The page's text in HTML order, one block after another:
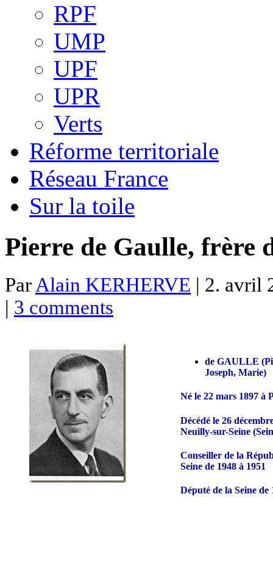
RPF
UMP
UPF
UPR
Verts
Réforme territoriale
Réseau France
Sur la toile
Pierre de Gaulle, frère
Par Alain KERHERVE | 2. avril
| 3 comments
de GAULLE
Joseph, Marie)
Né le 22 mars 1897 à
Décédé le 26
Neuilly-sur-Seine
Conseiller de la
Seine de 1948 à 1951
Député de la Seine de